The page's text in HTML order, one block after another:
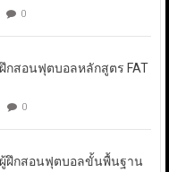
0
กสอนฟุตบอลหลักสูตร FAT
0
ผู้ฝึกสอนฟุตบอลขั้นพื้นฐาน